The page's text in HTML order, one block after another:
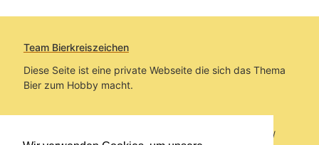
Team Bierkreiszeichen
Diese Seite ist eine private Webseite die sich das Thema
Bier zum Hobby macht.
Sie befinden sich auf https://www.bierkreiszeichen.at/